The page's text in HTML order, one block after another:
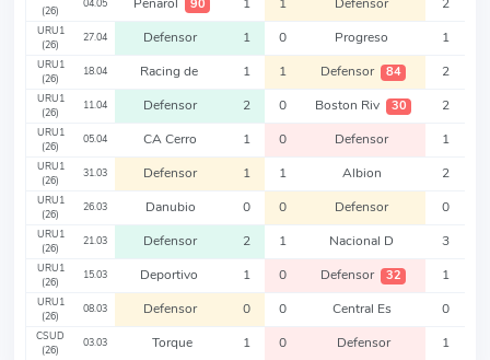
(26)
04.05 Penarol 90 1 1 Defensor 2
URU1
(26)
27.04 Defensor 1 0 Progreso 1
URU1
(26)
18.04 Racing de 1 1 Defensor 84 2
URU1
(26)
11.04 Defensor 2 0 Boston Riv 30 2
URU1
(26)
05.04 CA Cerro 1 0 Defensor 1
URU1
(26)
31.03 Defensor 1 1 Albion 2
URU1
(26)
26.03 Danubio 0 0 Defensor 0
URU1
(26)
21.03 Defensor 2 1 Nacional D 3
URU1
(26)
15.03 Deportivo 1 0 Defensor 32 1
URU1
(26)
08.03 Defensor 0 0 Central Es 0
CSUD
(26)
03.03 Torque 1 0 Defensor 1